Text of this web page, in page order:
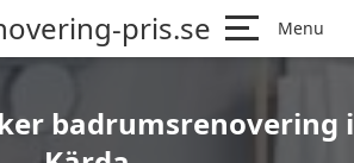
pris.se Menu
badrumsrenovering i